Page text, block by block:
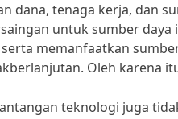
dana, tenaga kerja, dan
untuk sumber
memanfaatkan
Oleh karena
teknologi juga